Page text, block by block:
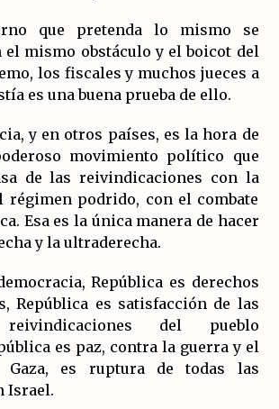
que pretenda lo mismo se
el mismo obstáculo y el boicot del
los fiscales y muchos jueces a
es una buena prueba de ello.
y en otros países, es la hora de
movimiento político que
de las reivindicaciones con la
régimen podrido, con el combate
Esa es la única manera de hacer
y la ultraderecha.
República es derechos
República es satisfacción de las
del pueblo
es paz, contra la guerra y el
Gaza, es ruptura de todas las
Israel.